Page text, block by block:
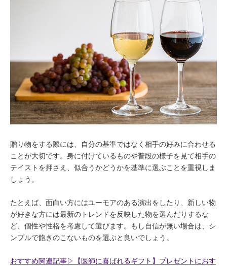
贈り物をする際には、自分の基準ではなく相手の好みに合わせる
ことが大切です。身に付けているものや普段の様子を見て相手の
テイストを押さえ、似合うかどうかを基準に選ぶことを重視しま
しょう。
たとえば、面白い方にはユーモアのある演出をしたり、新しい物
が好きな方には最新のトレンドを反映した物を選んだりするな
ど、個性や性格を考慮して選びます。もし自信が無い場合は、シ
ンプルで飽きのこないものを選ぶと良いでしょう。
おすすめ関連記事▷【医師に喜ばれるギフト】プレゼントにおす